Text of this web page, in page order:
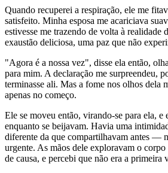
Quando recuperei a respiração, ele me
satisfeito. Minha esposa me acariciava
estivesse me trazendo de volta à realidade
exaustão deliciosa, uma paz que não
"Agora é a nossa vez", disse ela então,
para mim. A declaração me surpreendeu,
terminasse ali. Mas a fome nos olhos dela
apenas no começo.
Ele se moveu então, virando-se para ela, e
enquanto se beijavam. Havia uma
diferente da que compartilhavam antes —
urgente. As mãos dele exploravam o
de causa, e percebi que não era a primeira